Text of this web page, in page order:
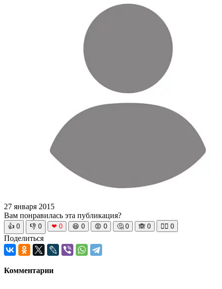
27 января 2015
Вам понравилась эта публикация?
👍 0 👎 0 ❤ 0 😆 0 😡 0 🤔 0 🙈 0 🧘‍♀️ 0
Поделиться
Комментарии